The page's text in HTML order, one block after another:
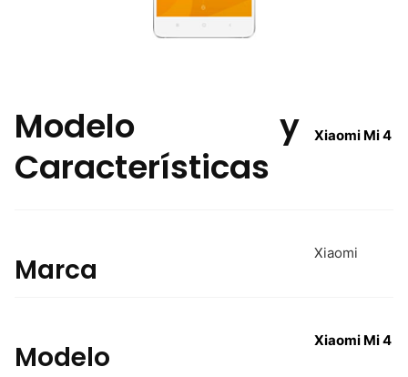
Modelo y
Características
Xiaomi Mi 4
Marca Xiaomi
Modelo Xiaomi Mi 4